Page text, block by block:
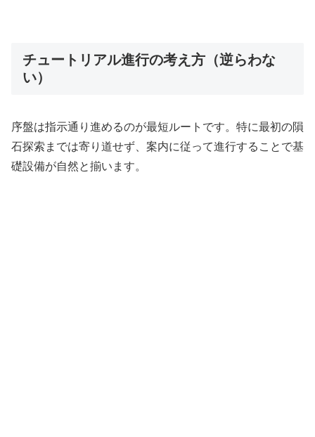
チュートリアル進行の考え方（逆らわな
い）
序盤は指示通り進めるのが最短ルートです。特に最初の隕
石探索までは寄り道せず、案内に従って進行することで基
礎設備が自然と揃います。